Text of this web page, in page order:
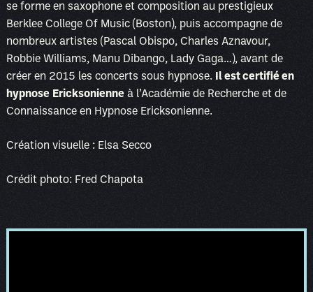
se forme en saxophone et composition au prestigieux
Berklee College Of Music (Boston), puis accompagne de
nombreux artistes (Pascal Obispo, Charles Aznavour,
Robbie Williams, Manu Dibango, Lady Gaga…), avant de
créer en 2015 les concerts sous hypnose. Il est certifié en
hypnose Ericksonienne à l’Académie de Recherche et de
Connaissance en Hypnose Ericksonienne.
Création visuelle : Elsa Secco
Crédit photo: Fred Chapota